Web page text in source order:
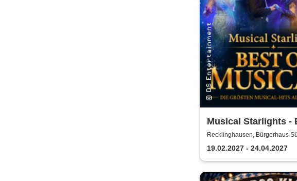
Musical Starlights -
Musicals
Recklinghausen, Bürgerhaus
19.02.2027 - 24.04.2027